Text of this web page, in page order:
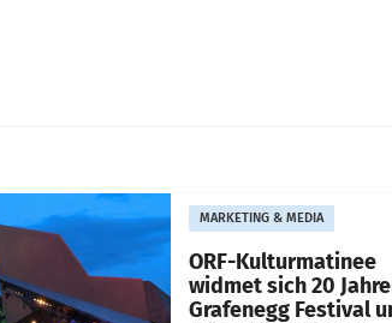
MARKETING & MEDIA
ORF-Kulturmatinee
widmet sich 20
Grafenegg Festival